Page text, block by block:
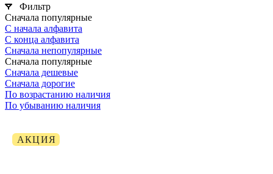
Фильтр
Сначала популярные
С начала алфавита
С конца алфавита
Сначала непопулярные
Сначала популярные
Сначала дешевые
Сначала дорогие
По возрастанию наличия
По убыванию наличия
АКЦИЯ